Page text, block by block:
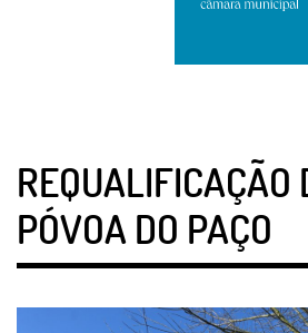
REQUALIFICAÇÃO
PÓVOA DO PAÇO